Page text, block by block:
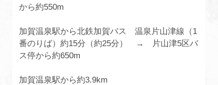
から約550m
加賀温泉駅から北鉄加賀バス 温泉片山津線（1
番のりば）約15分（約25分） → 片山津5区バ
ス停から約650m
加賀温泉駅から約3.9km